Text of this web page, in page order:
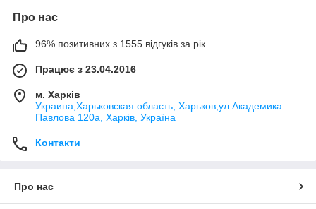
Про нас
96% позитивних з 1555 відгуків за рік
Працює з 23.04.2016
м. Харків
Украина,Харьковская область, Харьков,ул.Академика
Павлова 120а, Харків, Україна
Контакти
Про нас